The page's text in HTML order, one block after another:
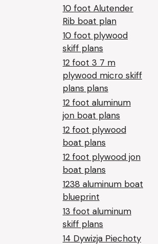
10 foot Alutender
Rib boat plan
10 foot plywood
skiff plans
12 foot 3 7 m
plywood micro skiff
plans plans
12 foot aluminum
jon boat plans
12 foot plywood
boat plans
12 foot plywood jon
boat plans
1238 aluminum boat
blueprint
13 foot aluminum
skiff plans
14 Dywizja Piechoty